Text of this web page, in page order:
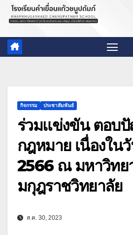
กิจกรรม ประชาสัมพันธ์
ร่วมแข่งขัน ตอบ
กฎหมาย เนื่องใน
2566 ณ มหาวิทย
มกุฎราชวิทยาลัย
ส.ค. 30, 2023